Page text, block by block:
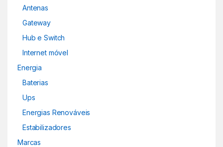
Antenas
Gateway
Hub e Switch
Internet móvel
Energia
Baterias
Ups
Energias Renováveis
Estabilizadores
Marcas